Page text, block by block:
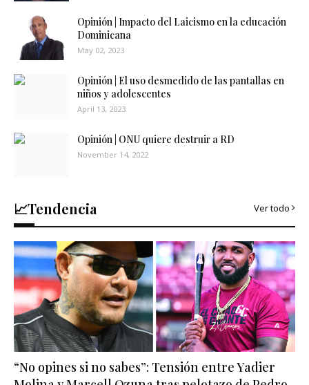
Opinión | Impacto del Laicismo en la educación
Dominicana
May 02, 2023
Opinión | El uso desmedido de las pantallas en
niños y adolescentes
April 13, 2023
Opinión | ONU quiere destruir a RD
November 14, 2022
📈Tendencia Ver todo
“No opines si no sabes”: Tensión entre Yadier